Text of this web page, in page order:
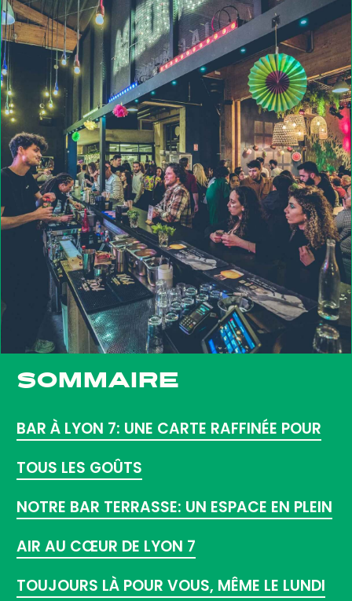
SOMMAIRE
BAR À LYON 7: UNE CARTE RAFFINÉE POUR
TOUS LES GOÛTS
NOTRE BAR TERRASSE: UN ESPACE EN PLEIN
AIR AU CŒUR DE LYON 7
TOUJOURS LÀ POUR VOUS, MÊME LE LUNDI